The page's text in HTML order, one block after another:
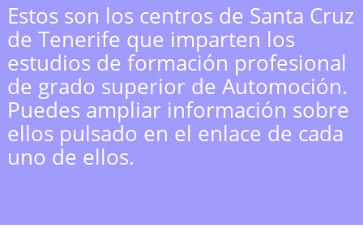
Estos son los centros de Santa Cruz
de Tenerife que imparten los
estudios de formación profesional
de grado superior de Automoción.
Puedes ampliar información sobre
ellos pulsado en el enlace de cada
uno de ellos.